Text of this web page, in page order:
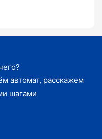
автомат, расскажем
шагами